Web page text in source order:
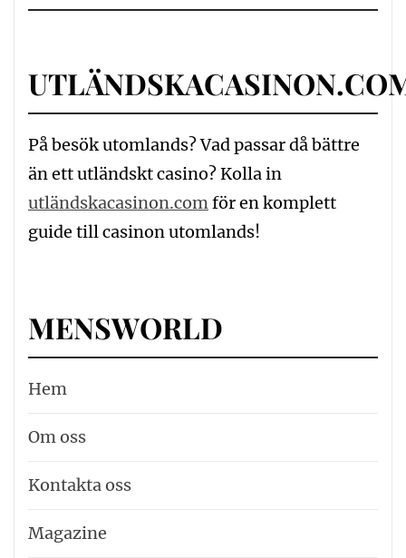
På besök utomlands? Vad passar då bättre
än ett utländskt casino? Kolla in
utländskacasinon.comför en komplett
guide till casinon utomlands!
MENSWORLD
Hem
Om oss
Kontakta oss
Magazine